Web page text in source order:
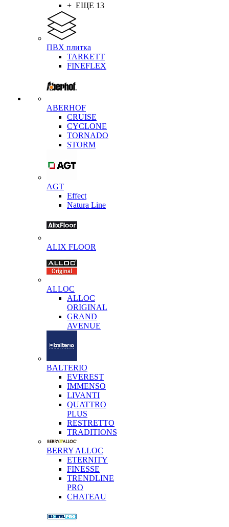
+ ЕЩЕ 13
ПВХ плитка
TARKETT
FINEFLEX
ABERHOF
CRUISE
CYCLONE
TORNADO
STORM
AGT
Effect
Natura Line
ALIX FLOOR
ALLOC
ALLOC
ORIGINAL
GRAND
AVENUE
BALTERIO
EVEREST
IMMENSO
LIVANTI
QUATTRO
PLUS
RESTRETTO
TRADITIONS
BERRY ALLOC
ETERNITY
FINESSE
TRENDLINE
PRO
CHATEAU